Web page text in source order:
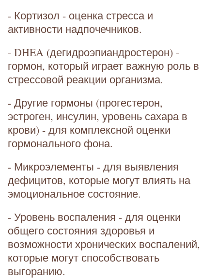
- Кортизол - оценка стресса и
активности надпочечников.
- DHEA (дегидроэпиандростерон) -
гормон, который играет важную роль в
стрессовой реакции организма.
- Другие гормоны (прогестерон,
эстроген, инсулин, уровень сахара в
крови) - для комплексной оценки
гормонального фона.
- Микроэлементы - для выявления
дефицитов, которые могут влиять на
эмоциональное состояние.
- Уровень воспаления - для оценки
общего состояния здоровья и
возможности хронических воспалений,
которые могут способствовать
выгоранию.